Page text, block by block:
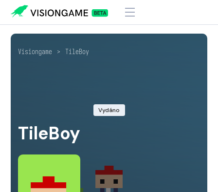
Visiongame > TileBoy
Vydáno
TileBoy